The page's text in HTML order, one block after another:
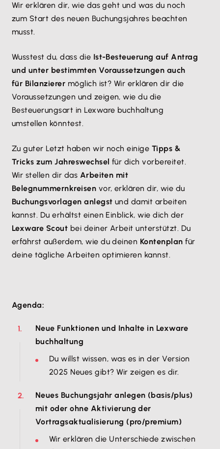
Wir erklären dir, wie das geht und was du noch
zum Start des neuen Buchungsjahres beachten
musst.
Wusstest du, dass die Ist-Besteuerung auf Antrag
und unter bestimmten Voraussetzungen auch
für Bilanzierer möglich ist? Wir erklären dir die
Voraussetzungen und zeigen, wie du die
Besteuerungsart in Lexware buchhaltung
umstellen könntest.
Zu guter Letzt haben wir noch einige Tipps &
Tricks zum Jahreswechsel für dich vorbereitet.
Wir stellen dir das Arbeiten mit
Belegnummernkreisen vor, erklären dir, wie du
Buchungsvorlagen anlegst und damit arbeiten
kannst. Du erhältst einen Einblick, wie dich der
Lexware Scout bei deiner Arbeit unterstützt. Du
erfährst außerdem, wie du deinen Kontenplan für
deine tägliche Arbeiten optimieren kannst.
Agenda:
Neue Funktionen und Inhalte in Lexware
buchhaltung
Du willst wissen, was es in der Version
2025 Neues gibt? Wir zeigen es dir.
Neues Buchungsjahr anlegen (basis/plus)
mit oder ohne Aktivierung der
Vortragsaktualisierung (pro/premium)
Wir erklären die Unterschiede zwischen